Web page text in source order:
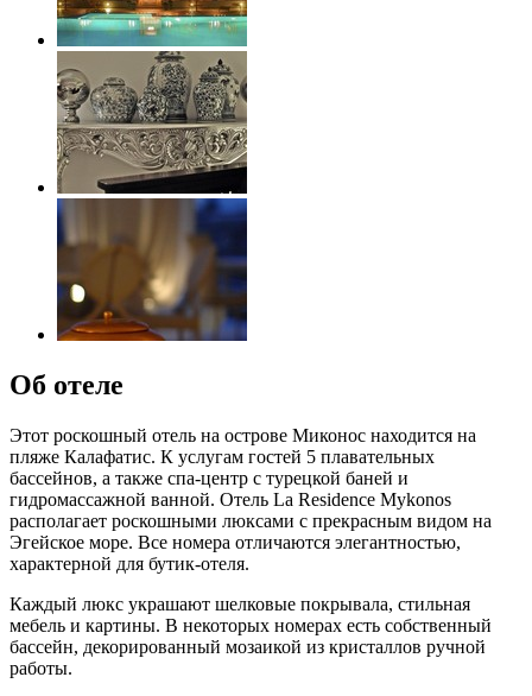
Об отеле
Этот роскошный отель на острове Миконос находится на
пляже Калафатис. К услугам гостей 5 плавательных
бассейнов, а также спа-центр с турецкой баней и
гидромассажной ванной. Отель La Residence Mykonos
располагает роскошными люксами с прекрасным видом на
Эгейское море. Все номера отличаются элегантностью,
характерной для бутик-отеля.
Каждый люкс украшают шелковые покрывала, стильная
мебель и картины. В некоторых номерах есть собственный
бассейн, декорированный мозаикой из кристаллов ручной
работы.